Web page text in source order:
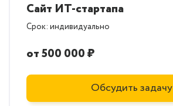
Сайт ИТ-стартапа
Срок: индивидуально
от 500 000 ₽
Обсудить задачу